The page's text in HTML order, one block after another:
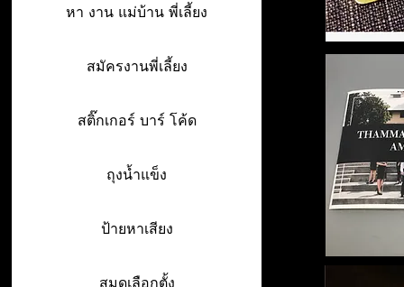
หา งาน แม่บ้าน พี่เลี้ยง
สมัครงานพี่เลี้ยง
สติ๊กเกอร์ บาร์ โค้ด
ถุงน้ำแข็ง
ป้ายหาเสียง
สมุดเลือกตั้ง